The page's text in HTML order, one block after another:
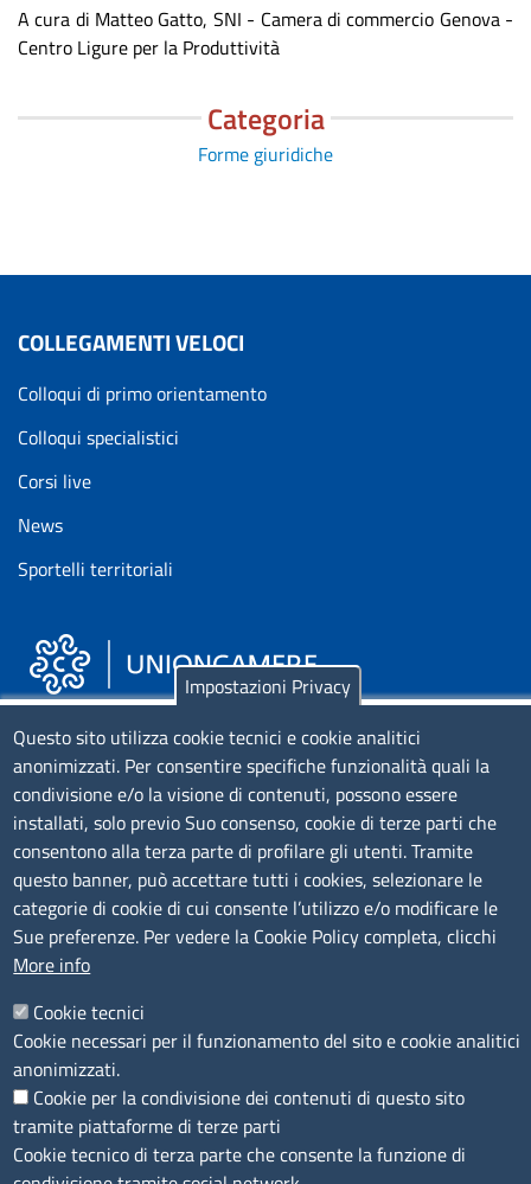
A cura di Matteo Gatto, SNI - Camera di commercio Genova -
Centro Ligure per la Produttività
Categoria
Forme giuridiche
COLLEGAMENTI VELOCI
Colloqui di primo orientamento
Colloqui specialistici
Corsi live
News
Sportelli territoriali
Piazza Sallustio, 21 - 00187 Roma
EMAIL: info.sni@unioncamere.it
C.F.: 01484460587
P.Iva: 01000211001
SERVIZIO REALIZZATO DA
SEGUICI SU
Impostazioni Privacy
Questo sito utilizza cookie tecnici e cookie analitici
anonimizzati. Per consentire specifiche funzionalità quali la
condivisione e/o la visione di contenuti, possono essere
installati, solo previo Suo consenso, cookie di terze parti che
consentono alla terza parte di profilare gli utenti. Tramite
questo banner, può accettare tutti i cookies, selezionare le
categorie di cookie di cui consente l’utilizzo e/o modificare le
Sue preferenze. Per vedere la Cookie Policy completa, clicchi
More info
Cookie tecnici
Cookie necessari per il funzionamento del sito e cookie analitici
anonimizzati.
Cookie per la condivisione dei contenuti di questo sito
tramite piattaforme di terze parti
Cookie tecnico di terza parte che consente la funzione di